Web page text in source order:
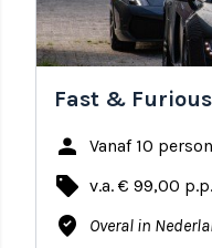
Fast &
person Vanaf 10
local_offer v.a. € 99,00
where_to_vote Overal in